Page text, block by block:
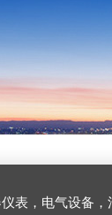
表，电气设备